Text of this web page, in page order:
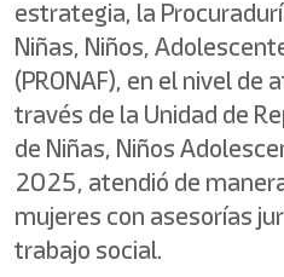
estrategia, la
Niñas, Niños,
(PRONAF), en el nivel de
través de la Unidad de
de Niñas, Niños
2025, atendió de
mujeres con asesorías
trabajo social.